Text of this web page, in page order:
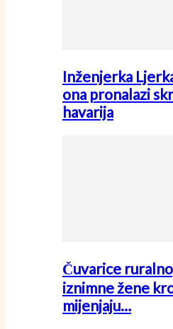
Inženjerka
ona pronalazi
havarija
Čuvarice
iznimne žene
mijenjaju…